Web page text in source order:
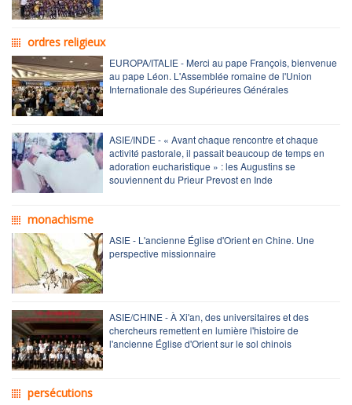
ordres religieux
EUROPA/ITALIE - Merci au pape François, bienvenue
au pape Léon. L'Assemblée romaine de l'Union
Internationale des Supérieures Générales
ASIE/INDE - « Avant chaque rencontre et chaque
activité pastorale, il passait beaucoup de temps en
adoration eucharistique » : les Augustins se
souviennent du Prieur Prevost en Inde
monachisme
ASIE - L'ancienne Église d'Orient en Chine. Une
perspective missionnaire
ASIE/CHINE - À Xi'an, des universitaires et des
chercheurs remettent en lumière l'histoire de
l'ancienne Église d'Orient sur le sol chinois
persécutions